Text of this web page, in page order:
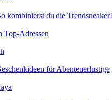
kombinierst du die Trendsneaker!
Top-Adressen
für Abenteuerlustige